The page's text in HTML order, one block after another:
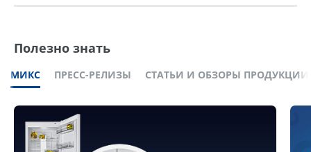
Полезно знать
МИКС ПРЕСС-РЕЛИЗЫ СТАТЬИ И ОБЗОРЫ ПРОДУКЦИИ